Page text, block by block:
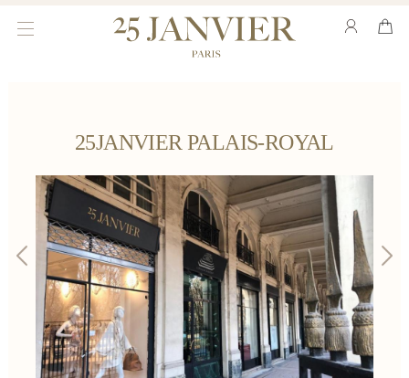
toggle
25JANVIER PALAIS-ROYAL